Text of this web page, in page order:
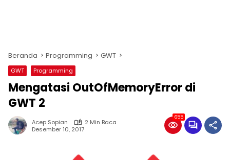
Beranda Programming GWT
GWT Programming
Mengatasi OutOfMemoryError di
GWT 2
Acep Sopian
2 Min Baca
Desember 10, 2017
655